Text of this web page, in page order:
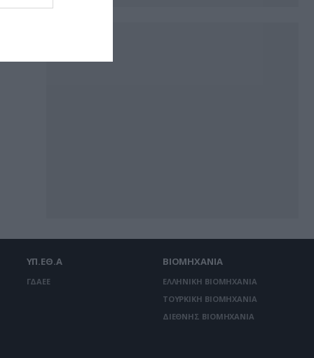
ΥΠ.ΕΘ.Α
ΓΔΑΕΕ
ΒΙΟΜΗΧΑΝΙΑ
ΕΛΛΗΝΙΚΗ ΒΙΟΜΗΧΑΝΙΑ
ΤΟΥΡΚΙΚΗ ΒΙΟΜΗΧΑΝΙΑ
ΔΙΕΘΝΗΣ ΒΙΟΜΗΧΑΝΙΑ